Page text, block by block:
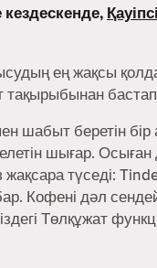
ең жақсы
шабыт беретін
шығар. Осыған
түседі:
Кофені дәл
Төлқұжат